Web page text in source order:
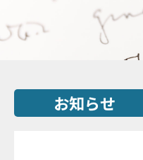
お知らせ